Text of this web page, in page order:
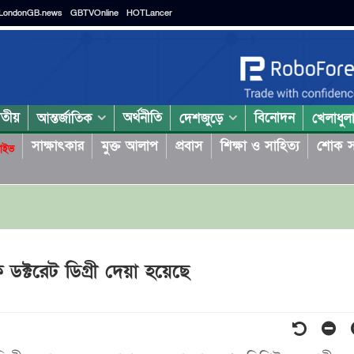
GBTVOnline HOTLancer
আন্তর্জাতিক অর্থনীতি দেশজুড়ে বিনোদন
সাক্ষাৎকার মুক্ত আলাপ প্রবাস শিক্ষা ও সাহিত্য শোক
ডিগ্রী দেয়া হয়েছে